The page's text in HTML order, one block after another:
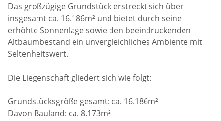
Das großzügige Grundstück erstreckt sich über
insgesamt ca. 16.186m² und bietet durch seine
erhöhte Sonnenlage sowie den beeindruckenden
Altbaumbestand ein unvergleichliches Ambiente mit
Seltenheitswert.
Die Liegenschaft gliedert sich wie folgt:
Grundstücksgröße gesamt: ca. 16.186m²
Davon Bauland: ca. 8.173m²